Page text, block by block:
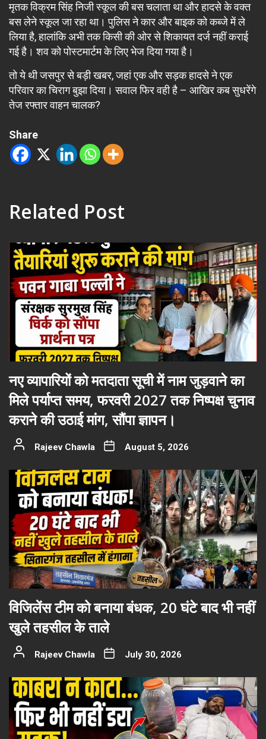
मृतक विक्रम सिंह निजी स्कूल की बस चलाता था और हादसे के वक्त
बस लेने स्कूल जा रहा था। पुलिस ने कार और बाइक को कब्जे में ले
लिया है, हालांकि अभी तक किसी की ओर से शिकायत दर्ज नहीं कराई
गई है। शव को पोस्टमार्टम के लिए भेज दिया गया है।
तो ये थी जसपुर से बड़ी खबर, जहां एक और सड़क हादसे ने एक
परिवार का चिराग बुझा दिया। सवाल फिर वही है – आखिर कब सुधरेंगे
तेज रफ्तार वाहन चालक?
Share
Related Post
नए व्यापारियों को मतदाता सूची में नाम जुड़वाने का
मिले पर्याप्त समय, फरवरी 2027 तक निष्पक्ष चुनाव
कराने की उठाई मांग, सौंपा ज्ञापन।
Rajeev Chawla August 5, 2026
विजिलेंस टीम को बनाया बंधक, 20 घंटे बाद भी नहीं
खुले तहसील के ताले
Rajeev Chawla July 30, 2026